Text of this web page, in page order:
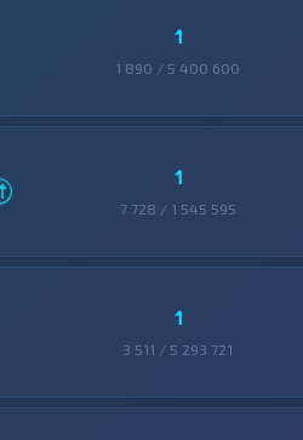
1
1 890 / 5 400 600
1
7 728 / 1 545 595
1
3 511 / 5 293 721